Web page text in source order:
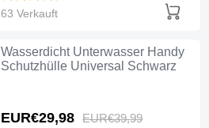
63 Verkauft
Wasserdicht Unterwasser Handy
Schutzhülle Universal Schwarz
EUR€29,98 EUR€39,99